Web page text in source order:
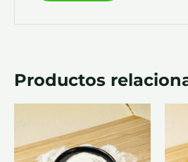
Productos